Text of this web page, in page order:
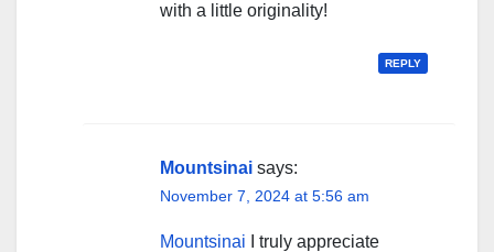
with a little originality!
REPLY
Mountsinai says:
November 7, 2024 at 5:56 am
Mountsinai I truly appreciate